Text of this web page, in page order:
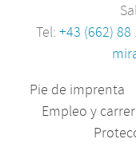
Tel: +43 (662) 88
Pie de imprenta
Empleo y